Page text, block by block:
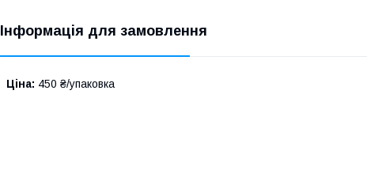
Інформація для замовлення
Ціна: 450 ₴/упаковка